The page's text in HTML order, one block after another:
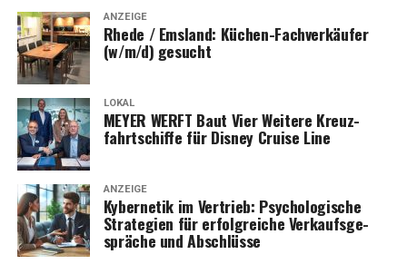
ANZEIGE
Rhe­de / Ems­land: Küchen-Fach­ver­käu­fer
(w/m/d) gesucht
LOKAL
MEYER WERFT Baut Vier Wei­te­re Kreuz­
fahrt­schif­fe für Dis­ney Crui­se Line
ANZEIGE
Kyber­ne­tik im Ver­trieb: Psy­cho­lo­gi­sche
Stra­te­gien für erfolg­rei­che Ver­kaufs­ge­
sprä­che und Abschlüsse